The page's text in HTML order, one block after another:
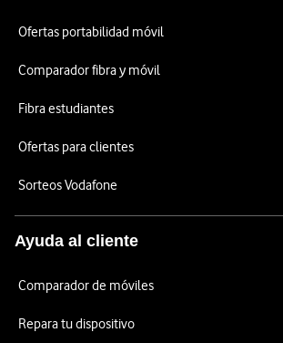
Ofertas portabilidad móvil
Comparador fibra y móvil
Fibra estudiantes
Ofertas para clientes
Sorteos Vodafone
Ayuda al cliente
Comparador de móviles
Repara tu dispositivo